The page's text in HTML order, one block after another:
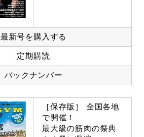
最新号を購入する
定期購読
バックナンバー
［保存版］ 全国各地
で開催！
最大級の筋肉の祭典